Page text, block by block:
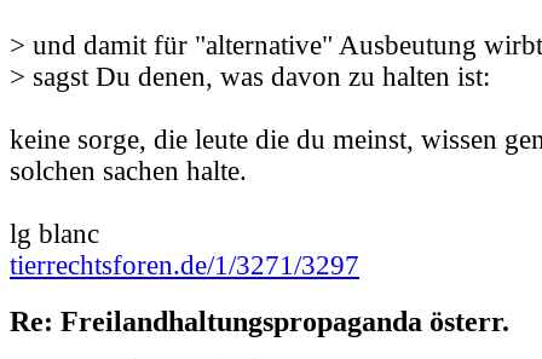
> und damit für "alternative" Ausbeutung
> sagst Du denen, was davon zu halten ist:
keine sorge, die leute die du meinst, wissen
solchen sachen halte.
lg blanc
tierrechtsforen.de/1/3271/3297
Re: Freilandhaltungspropaganda österr.